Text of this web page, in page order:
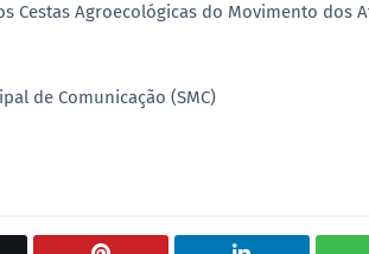
Cestas Agroecológicas do Movimento dos
de Comunicação (SMC)